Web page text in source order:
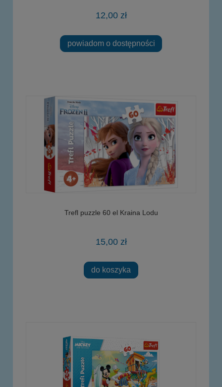
12,00 zł
powiadom o dostępności
Trefl puzzle 60 el Kraina Lodu
15,00 zł
do koszyka